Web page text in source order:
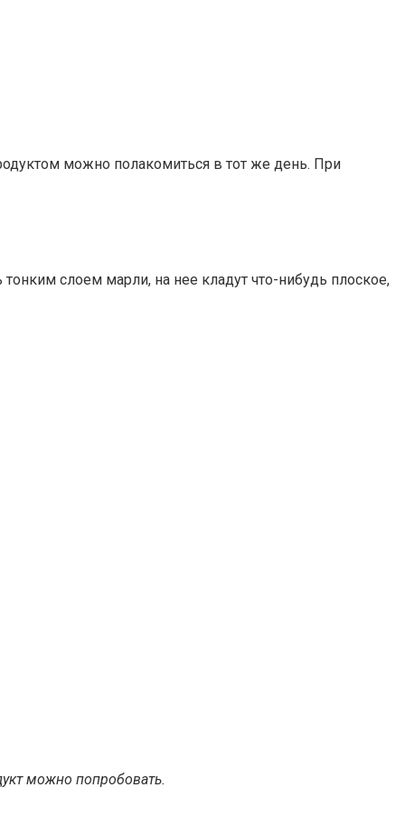
можно полакомиться в тот же день. При
слоем марли, на нее кладут что-нибудь плоское,
можно попробовать.